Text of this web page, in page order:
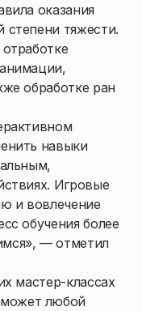
оказания
тяжести.
обработке ран
навыки
Игровые
и вовлечение
обучения более
— отметил
мастер-классах
любой